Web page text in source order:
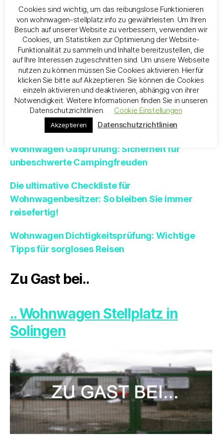
Tritt in Kontakt mit uns
Neueste Beiträge
Welcher Wohnwagen ist winterfest?
Park4night – Die perfekte App für
Wohnwagenbesitzer zum Finden von
Stellplätzen
Wohnwagen Gasprüfung: Sicherheit für
unbeschwerte Campingfreuden
Die ultimative Checkliste für
Wohnwagenbesitzer: So bleiben Sie immer
reisefertig!
Wohnwagen Dichtigkeitsprüfung: Wichtige
Tipps für sorgloses Reisen
Zu Gast bei..
.. Wohnwagen Stellplatz in
Solingen
Cookies sind wichtig, um das reibungslose Funktionieren
von wohnwagen-stellplatz.info zu gewährleisten. Um Ihren
Besuch auf unserer Website zu verbessern, verwenden wir
Cookies, um Statistiken zur Optimierung der Website-
Funktionalität zu sammeln und Inhalte bereitzustellen, die
auf Ihre Interessen zugeschnitten sind. Um unsere Webseite
nutzen zu können müssen Sie Cookies aktivieren. Hierfür
klicken Sie bitte auf Akzeptieren. Sie können die Cookies
einzeln aktivieren und deaktivieren, abhängig von ihrer
Notwendigkeit. Weitere Informationen finden Sie in unseren
Datenschutzrichtlinien.
Cookie Einstellungen
Akzeptieren Datenschutzrichtlinien